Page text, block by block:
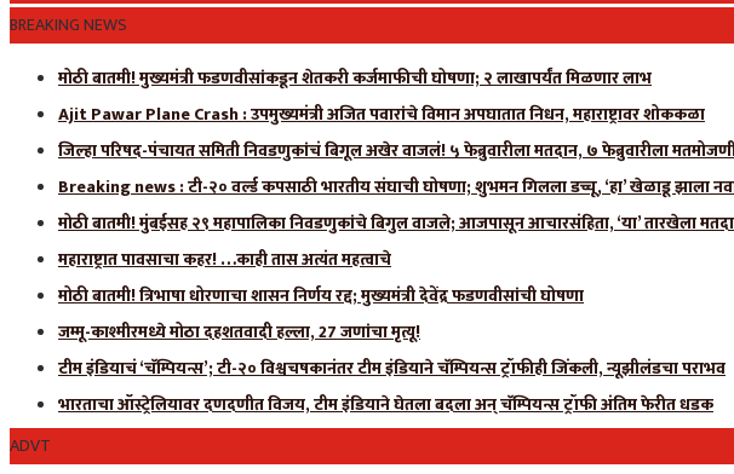
BREAKING NEWS
मोठी बातमी! मुख्यमंत्री फडणवीसांकडून शेतकरी कर्जमाफीची घोषणा; २ लाखापर्यंत मिळणार लाभ
Ajit Pawar Plane Crash : उपमुख्यमंत्री अजित पवारांचे विमान अपघातात निधन, महाराष्ट्रावर शोककळा
जिल्हा परिषद-पंचायत समिती निवडणुकांचं बिगूल अखेर वाजलं! ५ फेब्रुवारीला मतदान, ७ फेब्रुवारीला
Breaking news : टी-२० वर्ल्ड कपसाठी भारतीय संघाची घोषणा; शुभमन गिलला डच्चू, ‘हा’ खेळाडू झाला
मोठी बातमी! मुंबईसह २९ महापालिका निवडणुकांचे बिगुल वाजले; आजपासून आचारसंहिता, ‘या’ तारखेला
महाराष्ट्रात पावसाचा कहर! …काही तास अत्यंत महत्वाचे
मोठी बातमी! त्रिभाषा धोरणाचा शासन निर्णय रद्द; मुख्यमंत्री देवेंद्र फडणवीसांची घोषणा
जम्मू-काश्मीरमध्ये मोठा दहशतवादी हल्ला, 27 जणांचा मृत्यू!
टीम इंडियाचं ‘चॅम्पियन्स’; टी-२० विश्वचषकानंतर टीम इंडियाने चॅम्पियन्स ट्रॉफीही जिंकली, न्यूझीलंडचा पराभव
भारताचा ऑस्ट्रेलियावर दणदणीत विजय, टीम इंडियाने घेतला बदला अन् चॅम्पियन्स ट्रॉफी अंतिम फेरीत धडक
ADVT